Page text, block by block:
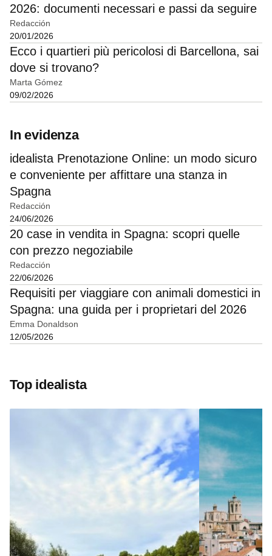
2026: documenti necessari e passi da seguire
Redacción
20/01/2026
Ecco i quartieri più pericolosi di Barcellona, sai
dove si trovano?
Marta Gómez
09/02/2026
In evidenza
idealista Prenotazione Online: un modo sicuro
e conveniente per affittare una stanza in
Spagna
Redacción
24/06/2026
20 case in vendita in Spagna: scopri quelle
con prezzo negoziabile
Redacción
22/06/2026
Requisiti per viaggiare con animali domestici in
Spagna: una guida per i proprietari del 2026
Emma Donaldson
12/05/2026
Top idealista